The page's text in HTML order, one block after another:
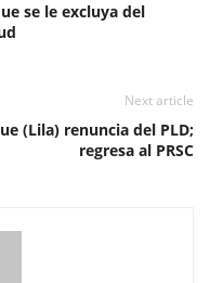
se le excluya del
Next article
(Lila) renuncia del PLD;
regresa al PRSC